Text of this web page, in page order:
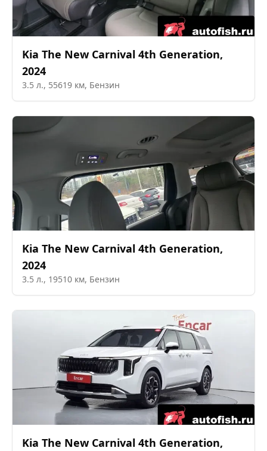
Kia The New Carnival 4th Generation,
2024
3.5 л., 55619 км, Бензин
Kia The New Carnival 4th Generation,
2024
3.5 л., 19510 км, Бензин
Kia The New Carnival 4th Generation,